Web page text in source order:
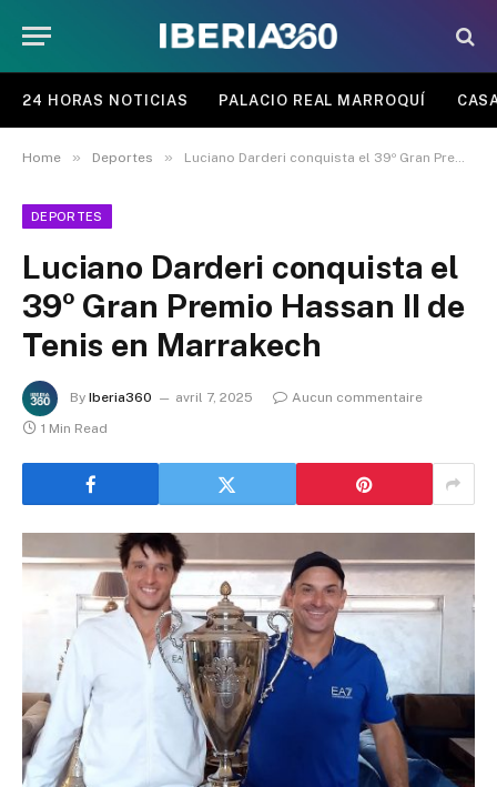
24 HORAS NOTICIAS PALACIO REAL MARROQUÍ
Home » Deportes » Luciano Darderi conquista el 39º Gran Premio Hassan II de Tenis en Marrakech
DEPORTES
Luciano Darderi conquista el
39º Gran Premio Hassan II de
Tenis en Marrakech
By Iberia360 avril 7, 2025
Aucun commentaire
1 Min Read